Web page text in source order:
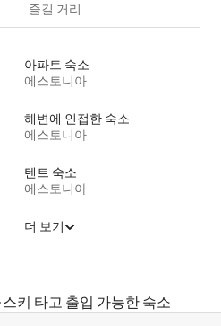
즐길 거리
아파트 숙소
에스토니아
해변에 인접한 숙소
에스토니아
텐트 숙소
에스토니아
더 보기
스키 타고 출입 가능한 숙소